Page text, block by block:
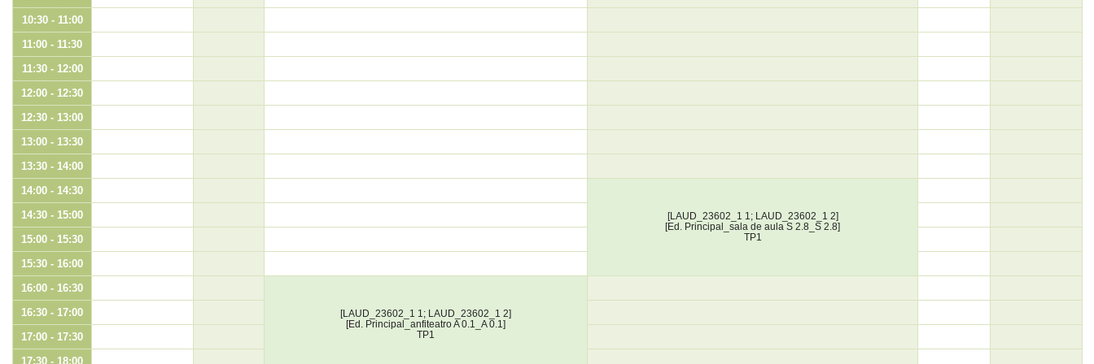
10:30 - 11:00
11:00 - 11:30
11:30 - 12:00
12:00 - 12:30
12:30 - 13:00
13:00 - 13:30
13:30 - 14:00
14:00 - 14:30
[LAUD_23602_1 1; LAUD_23602_1 2]
[Ed. Principal_sala de aula S 2.8_S 2.8]
TP1
14:30 - 15:00
15:00 - 15:30
15:30 - 16:00
16:00 - 16:30
[LAUD_23602_1 1; LAUD_23602_1 2]
[Ed. Principal_anfiteatro A 0.1_A 0.1]
TP1
16:30 - 17:00
17:00 - 17:30
17:30 - 18:00